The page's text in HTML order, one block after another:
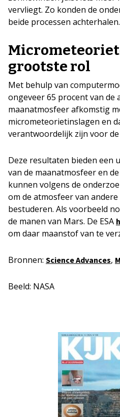
vervliegt. Zo konden de
beide processen achterhalen.
grootste rol
Met behulp van
ongeveer 65 procent van de
maanatmosfeer afkomstig
micrometeorietinslagen en
verantwoordelijk zijn voor
Deze resultaten bieden een
van de maanatmosfeer en
kunnen volgens de
om de atmosfeer van
bestuderen. Als voorbeeld
de manen van Mars. De ESA
om daar maanstof van te
Bronnen: Science Advances,
Beeld: NASA